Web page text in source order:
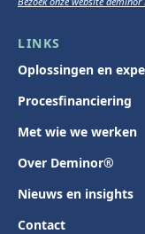
LINKS
Oplossingen en
Procesfinanciering
Met wie we werken
Over Deminor®
Nieuws en insights
Contact